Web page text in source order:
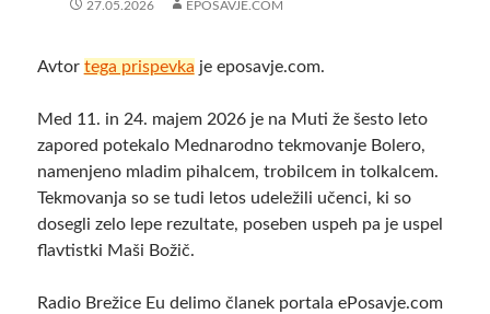
27.05.2026 EPOSAVJE.COM
Avtor tega prispevka je eposavje.com.
Med 11. in 24. majem 2026 je na Muti že šesto leto
zapored potekalo Mednarodno tekmovanje Bolero,
namenjeno mladim pihalcem, trobilcem in tolkalcem.
Tekmovanja so se tudi letos udeležili učenci, ki so
dosegli zelo lepe rezultate, poseben uspeh pa je uspel
flavtistki Maši Božič.
Radio Brežice Eu delimo članek portala ePosavje.com